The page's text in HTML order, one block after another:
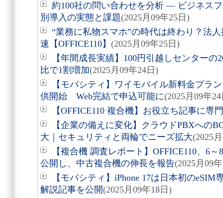
約100社の問い合わせを分析 ― ビジネス
別導入の実態と課題(2025月09年25日)
“業務に私物スマホ”の時代は終わり？法
速【OFFICE110】 (2025月09年25日)
【年間成長実績】100円引越しセンター
比で1割増加(2025月09年24日)
【モバシティ】ワイモバイル新料金プラ
供開始 Web完結で申込可能に(2025月09年
【OFFICE110 複合機】お役立ち記事に専
【企業の備えに変化】クラウドPBXへの
大｜セキュリティと両輪でニーズ拡大(2025
【複合機 調査レポート】OFFICE110、6
公開し、中古複合機の伸長を報告(2025月09
【モバシティ】iPhone 17は日本初の
解説記事を公開(2025月09年18日)